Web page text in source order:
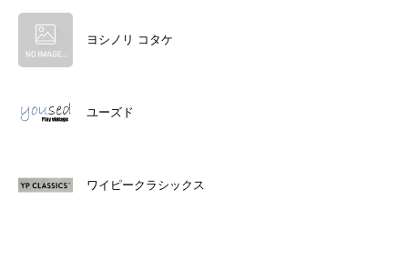
ヨシノリ コタケ
ユーズド
ワイピークラシックス